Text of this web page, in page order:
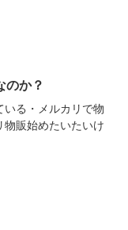
のか？
る・メルカリで物
販始めたいたいけ